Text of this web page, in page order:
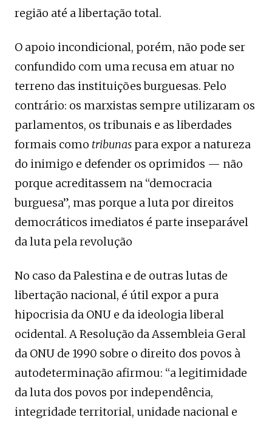
região até a libertação total.
O apoio incondicional, porém, não pode ser
confundido com uma recusa em atuar no
terreno das instituições burguesas. Pelo
contrário: os marxistas sempre utilizaram os
parlamentos, os tribunais e as liberdades
formais como tribunas para expor a natureza
do inimigo e defender os oprimidos — não
porque acreditassem na “democracia
burguesa”, mas porque a luta por direitos
democráticos imediatos é parte inseparável
da luta pela revolução
No caso da Palestina e de outras lutas de
libertação nacional, é útil expor a pura
hipocrisia da ONU e da ideologia liberal
ocidental. A Resolução da Assembleia Geral
da ONU de 1990 sobre o direito dos povos à
autodeterminação afirmou: “a legitimidade
da luta dos povos por independência,
integridade territorial, unidade nacional e